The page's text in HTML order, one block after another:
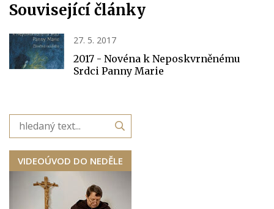
Související články
27. 5. 2017
2017 - Novéna k Neposkvrněnému
Srdci Panny Marie
VIDEOÚVOD DO NEDĚLE